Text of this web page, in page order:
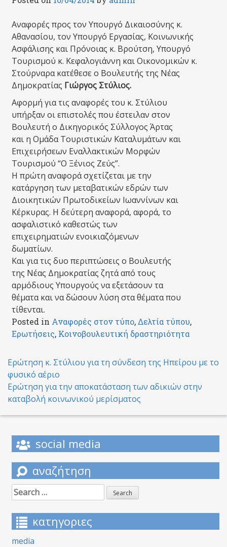
Αναφορές προς τον Υπουργό Δικαιοσύνης κ.
Αθανασίου, τον Υπουργό Εργασίας, Κοινωνικής
Ασφάλισης και Πρόνοιας κ. Βρούτση, Υπουργό
Τουρισμού κ. Κεφαλογιάννη και Οικονομικών κ.
Στούρναρα κατέθεσε ο Βουλευτής της Νέας
Δημοκρατίας Γιώργος Στύλιος.
Αφορμή για τις αναφορές του κ. Στύλιου
υπήρξαν οι επιστολές που έστειλαν στον
Βουλευτή ο Δικηγορικός Σύλλογος Άρτας
και η Ομάδα Τουριστικών Καταλυμάτων και
Επιχειρήσεων Εναλλακτικών Μορφών
Τουρισμού “Ο Ξένιος Ζεύς”.
Η πρώτη αναφορά σχετίζεται με την
κατάργηση των μεταβατικών εδρών των
Διοικητικών Πρωτοδικείων Ιωαννίνων και
Κέρκυρας. Η δεύτερη αναφορά, αφορά, το
ασφαλιστικό καθεστώς των
επιχειρηματιών ενοικιαζόμενων
δωματίων.
Και για τις δυο περιπτώσεις ο Βουλευτής
της Νέας Δημοκρατίας ζητά από τους
αρμόδιους Υπουργούς να εξετάσουν τα
θέματα και να δώσουν λύση στα θέματα που
τίθενται.
Posted in Αναφορές στον τύπο,Δελτία τύπου,
Ερωτήσεις, Κοινοβουλευτική δραστηριότητα
Post
navigation
Ερώτηση κ. Στύλιου για τη σύνδεση της Ηπείρου με το
φυσικό αέριο
Ερώτηση για την αποκατάσταση των αδικιών στην
καταβολή κοινωνικού μερίσματος
social media
αναζήτηση
Search
for:
κατηγοριες
media